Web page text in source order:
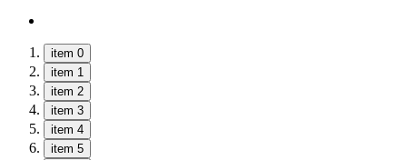
item 0
item 1
item 2
item 3
item 4
item 5